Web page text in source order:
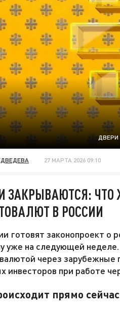
ДВЕРИ
27 МАРТА 2026 09:10
ЗАКРЫВАЮТСЯ:
В РОССИИ
готовят законопроект о
уже на следующей
через зарубежные
инвесторов при работе
прямо сейчас